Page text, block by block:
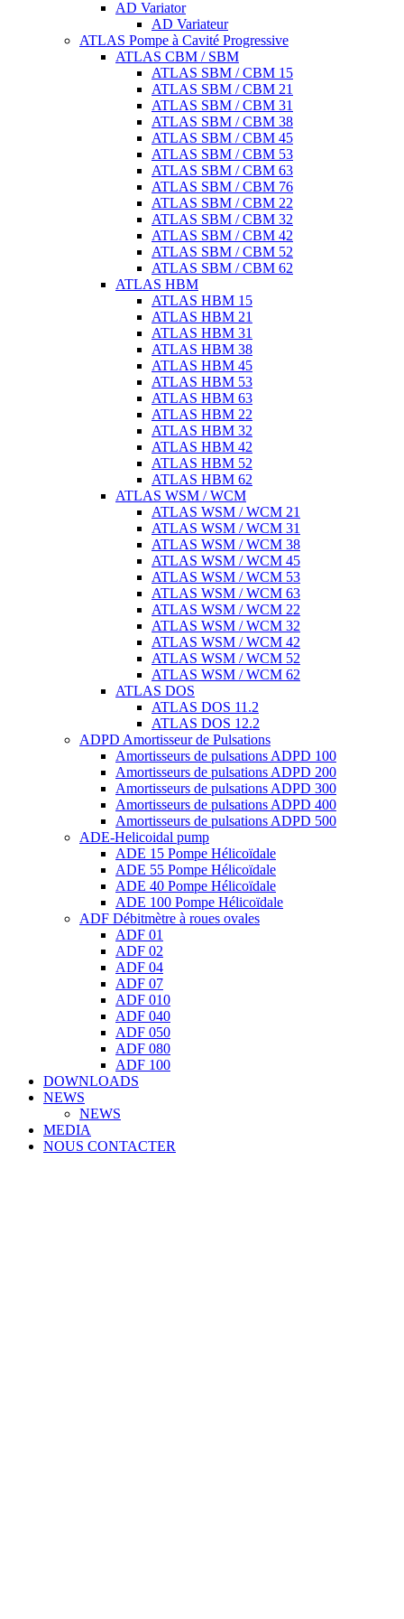
AD Variator
AD Variateur
ATLAS Pompe à Cavité Progressive
ATLAS CBM / SBM
ATLAS SBM / CBM 15
ATLAS SBM / CBM 21
ATLAS SBM / CBM 31
ATLAS SBM / CBM 38
ATLAS SBM / CBM 45
ATLAS SBM / CBM 53
ATLAS SBM / CBM 63
ATLAS SBM / CBM 76
ATLAS SBM / CBM 22
ATLAS SBM / CBM 32
ATLAS SBM / CBM 42
ATLAS SBM / CBM 52
ATLAS SBM / CBM 62
ATLAS HBM
ATLAS HBM 15
ATLAS HBM 21
ATLAS HBM 31
ATLAS HBM 38
ATLAS HBM 45
ATLAS HBM 53
ATLAS HBM 63
ATLAS HBM 22
ATLAS HBM 32
ATLAS HBM 42
ATLAS HBM 52
ATLAS HBM 62
ATLAS WSM / WCM
ATLAS WSM / WCM 21
ATLAS WSM / WCM 31
ATLAS WSM / WCM 38
ATLAS WSM / WCM 45
ATLAS WSM / WCM 53
ATLAS WSM / WCM 63
ATLAS WSM / WCM 22
ATLAS WSM / WCM 32
ATLAS WSM / WCM 42
ATLAS WSM / WCM 52
ATLAS WSM / WCM 62
ATLAS DOS
ATLAS DOS 11.2
ATLAS DOS 12.2
ADPD Amortisseur de Pulsations
Amortisseurs de pulsations ADPD 100
Amortisseurs de pulsations ADPD 200
Amortisseurs de pulsations ADPD 300
Amortisseurs de pulsations ADPD 400
Amortisseurs de pulsations ADPD 500
ADE-Helicoidal pump
ADE 15 Pompe Ηélicoïdale
ADE 55 Pompe Ηélicoïdale
ADE 40 Pompe Ηélicoïdale
ADE 100 Pompe Ηélicoïdale
ADF Débitmètre à roues ovales
ADF 01
ADF 02
ADF 04
ADF 07
ADF 010
ADF 040
ADF 050
ADF 080
ADF 100
DOWNLOADS
NEWS
NEWS
MEDIA
NOUS CONTACTER